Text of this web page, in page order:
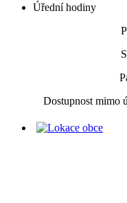
Úřední hodiny
Dostupnost mimo